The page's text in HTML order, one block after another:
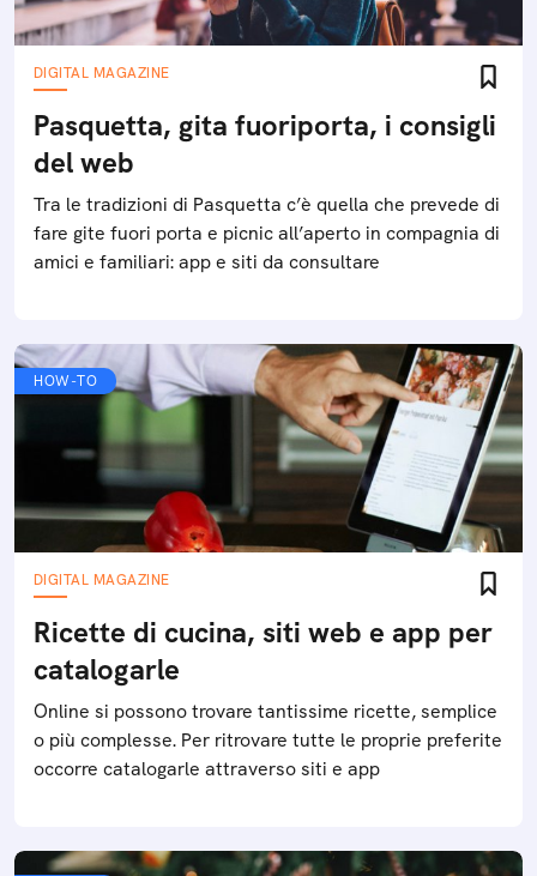
DIGITAL MAGAZINE
Pasquetta, gita fuoriporta, i consigli
del web
Tra le tradizioni di Pasquetta c’è quella che prevede di
fare gite fuori porta e picnic all’aperto in compagnia di
amici e familiari: app e siti da consultare
HOW-TO
DIGITAL MAGAZINE
Ricette di cucina, siti web e app per
catalogarle
Online si possono trovare tantissime ricette, semplice
o più complesse. Per ritrovare tutte le proprie preferite
occorre catalogarle attraverso siti e app